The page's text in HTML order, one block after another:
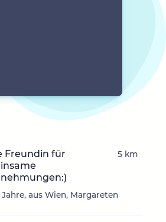
Freundin für
Jahre, aus Wien, Margareten
5 km